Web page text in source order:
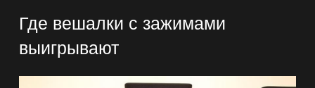
Где вешалки с зажимами
выигрывают